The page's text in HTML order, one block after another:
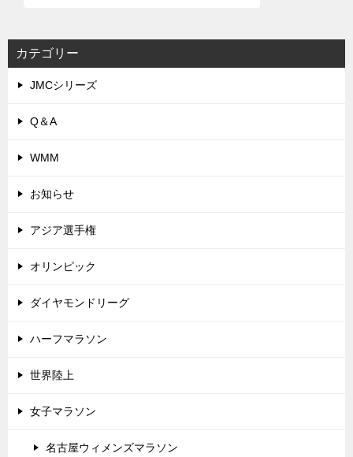
カテゴリー
JMCシリーズ
Q＆A
WMM
お知らせ
アジア選手権
オリンピック
ダイヤモンドリーグ
ハーフマラソン
世界陸上
女子マラソン
名古屋ウィメンズマラソン